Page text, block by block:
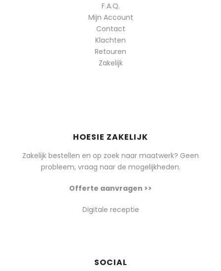
F.A.Q.
Mijn Account
Contact
Klachten
Retouren
Zakelijk
HOESIE ZAKELIJK
Zakelijk bestellen en op zoek naar maatwerk? Geen
probleem, vraag naar de mogelijkheden.
Offerte aanvragen >>
Digitale receptie
SOCIAL